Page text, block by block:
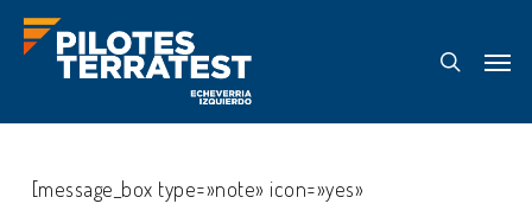
Skip
content
search
Menu
[message_box type=»note» icon=»yes»